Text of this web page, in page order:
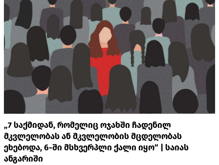
„7 საქმიდან, რომელიც ოჯახში ჩადენილ
მკვლელობას ან მკვლელობის მცდელობას
ეხებოდა, 6-ში მსხვერპლი ქალი იყო“ | საიას
ანგარიში